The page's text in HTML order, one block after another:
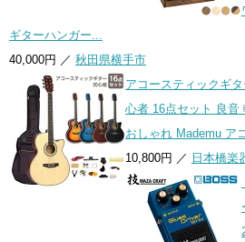
ギターハンガー...
40,000円 ／ 秋田県横手市
アコースティックギ
心者 16点セット 良音
おしゃれ Mademu ア
10,800円 ／ 日本橋楽